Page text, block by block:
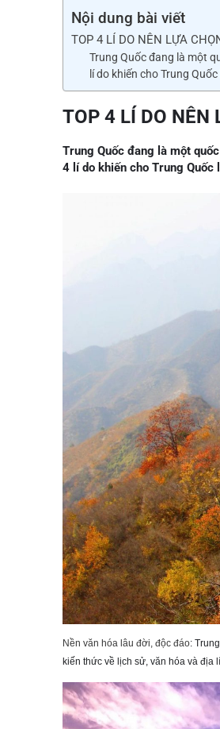
Nội dung bài viết
TOP 4 LÍ DO NÊN LỰA
Trung Quốc đang là một
lí do khiến cho Trung
TOP 4 LÍ DO NÊN
Trung Quốc đang là một
4 lí do khiến cho Trung Quốc
Nền văn hóa lâu đời, độc đáo:
kiến thức về lịch sử, văn hóa và địa lí.